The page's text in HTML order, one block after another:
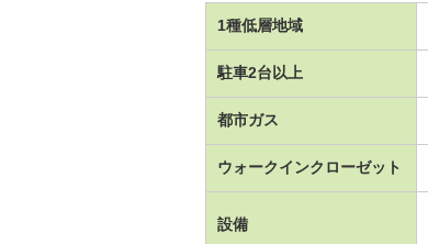
1種低層地域
駐車2台以上
都市ガス
ウォークインクローゼット
設備